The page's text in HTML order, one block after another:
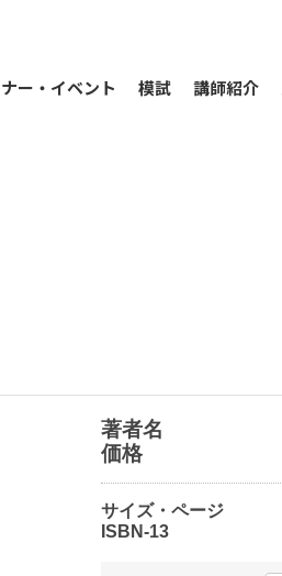
ー・イベント 模試 講師紹介
著者名
価格
サイズ・ページ
ISBN-13